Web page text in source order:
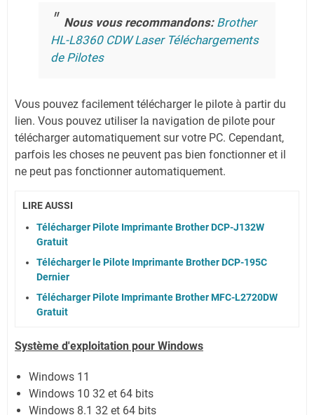
Nous vous recommandons: Brother
HL-L8360 CDW Laser Téléchargements
de Pilotes
Vous pouvez facilement télécharger le pilote à partir du
lien. Vous pouvez utiliser la navigation de pilote pour
télécharger automatiquement sur votre PC. Cependant,
parfois les choses ne peuvent pas bien fonctionner et il
ne peut pas fonctionner automatiquement.
LIRE AUSSI
Télécharger Pilote Imprimante Brother DCP-J132W
Gratuit
Télécharger le Pilote Imprimante Brother DCP-195C
Dernier
Télécharger Pilote Imprimante Brother MFC-L2720DW
Gratuit
Système d'exploitation pour Windows
Windows 11
Windows 10 32 et 64 bits
Windows 8.1 32 et 64 bits